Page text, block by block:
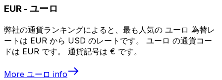
EUR - ユーロ
弊社の通貨ランキングによると、最も人気の ユーロ 為替レ
ートは EUR から USD のレートです。 ユーロ の通貨コー
ドは EUR です。 通貨記号は € です。
More ユーロ info